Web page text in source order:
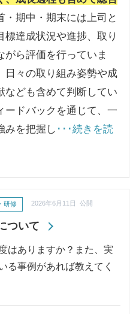
・期中・期末には上司と
達成状況や進捗、取り
ら評価を行っていま
日々の取り組み姿勢や成
なども含めて判断してい
ードバックを通じて、一
みを把握し ･･･続きを読
ついて
研修 2026年6月11日 公開
はありますか？また、実
る事例があれば教えてく